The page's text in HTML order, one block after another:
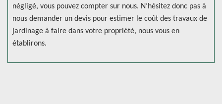
négligé, vous pouvez compter sur nous. N’hésitez donc pas à
nous demander un devis pour estimer le coût des travaux de
jardinage à faire dans votre propriété, nous vous en
établirons.